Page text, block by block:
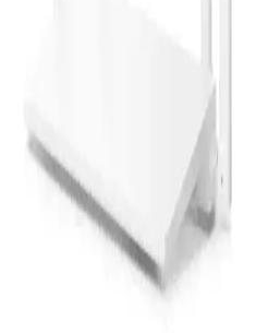
ZTE H3601P AX3000 WiFi
Alanlar İçin Güçlü ve Stabil
ZTE H3601P AX3000 WiFi 6 Mesh
stabil ve yüksek hızlı internet
imkanı sunar, ev ve ofislerde ideal
Modem Modelleri ve
Modem Sizin İçin Uygun